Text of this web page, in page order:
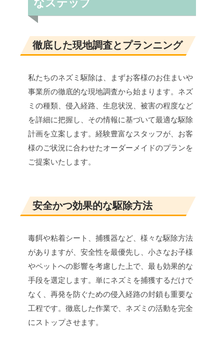
なステップ
徹底した現地調査とプランニング
私たちのネズミ駆除は、まずお客様のお住まいや
事業所の徹底的な現地調査から始まります。ネズ
ミの種類、侵入経路、生息状況、被害の程度など
を詳細に把握し、その情報に基づいて最適な駆除
計画を立案します。経験豊富なスタッフが、お客
様のご状況に合わせたオーダーメイドのプランを
ご提案いたします。
安全かつ効果的な駆除方法
毒餌や粘着シート、捕獲器など、様々な駆除方法
がありますが、安全性を最優先し、小さなお子様
やペットへの影響を考慮した上で、最も効果的な
手段を選定します。単にネズミを捕獲するだけで
なく、再発を防ぐための侵入経路の封鎖も重要な
工程です。徹底した作業で、ネズミの活動を完全
にストップさせます。